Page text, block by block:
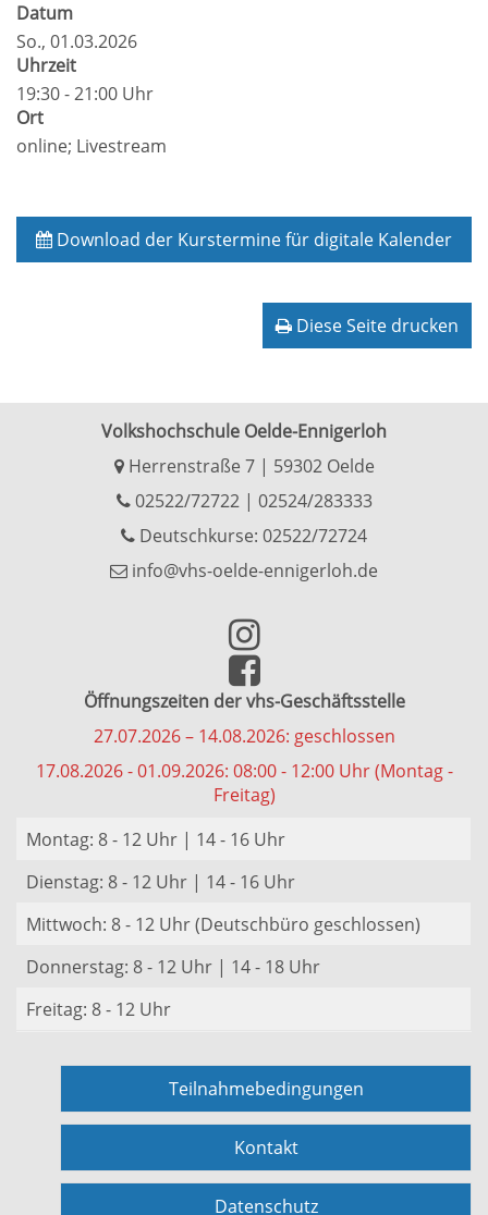
Datum
So., 01.03.2026
Uhrzeit
19:30 - 21:00 Uhr
Ort
online; Livestream
Download der Kurstermine für digitale Kalender
Diese Seite drucken
Volkshochschule Oelde-Ennigerloh
Herrenstraße 7 | 59302 Oelde
02522/72722| 02524/283333
Deutschkurse: 02522/72724
info@vhs-oelde-ennigerloh.de
Öffnungszeiten der vhs-Geschäftsstelle
27.07.2026 – 14.08.2026: geschlossen
17.08.2026 - 01.09.2026: 08:00 - 12:00 Uhr (Montag -
Freitag)
Montag: 8 - 12 Uhr | 14 - 16 Uhr
Dienstag: 8 - 12 Uhr | 14 - 16 Uhr
Mittwoch: 8 - 12 Uhr (Deutschbüro geschlossen)
Donnerstag: 8 - 12 Uhr | 14 - 18 Uhr
Freitag: 8 - 12 Uhr
Teilnahmebedingungen
Kontakt
Datenschutz